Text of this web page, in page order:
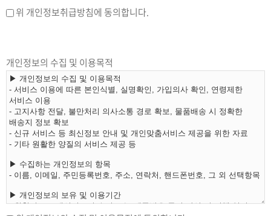
위 개인정보취급방침에 동의합니다.
개인정보의 수집 및 이용목적